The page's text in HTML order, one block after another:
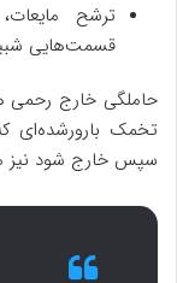
ترشح
قسمت‌هایی
حاملگی خارج رحمی
تخمک بارورشده‌ای
سپس خارج شود نیز